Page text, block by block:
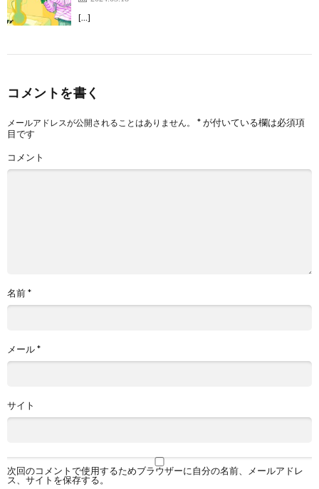
[…]
コメントを書く
メールアドレスが公開されることはありません。 *が付いている欄は必須項
目です
コメント
名前*
メール*
サイト
次回のコメントで使用するためブラウザーに自分の名前、メールアドレ
ス、サイトを保存する。